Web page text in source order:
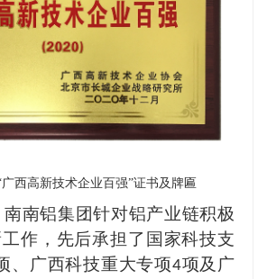
西高新技术企业百强”证书及牌匾
南铝集团针对铝产业链积极
作，先后承担了国家科技支
、广西科技重大专项4项及广